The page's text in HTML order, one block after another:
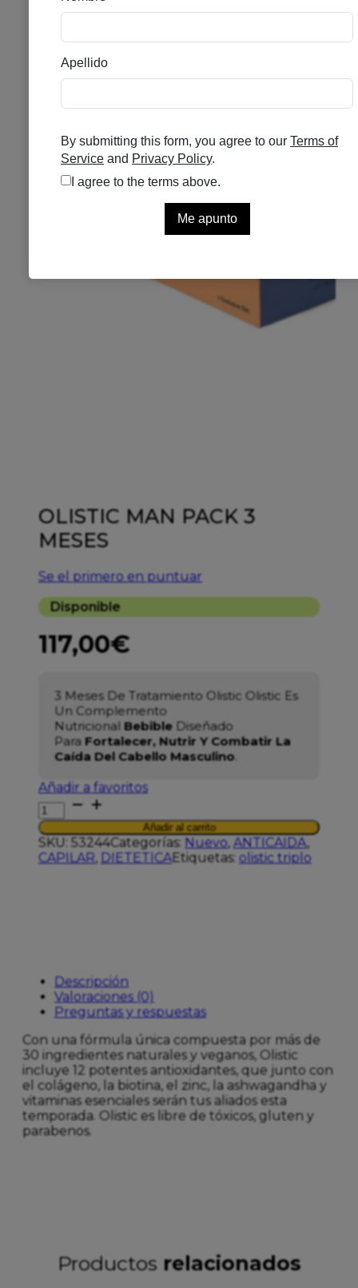
OLISTIC MAN PACK 3
MESES
Se el primero en puntuar
Disponible
117,00€
3 Meses De Tratamiento Olistic Olistic Es
Un Complemento
Nutricional Bebible Diseñado
Para Fortalecer, Nutrir Y Combatir La
Caída Del Cabello Masculino
Añadir a favoritos
OLISTIC
MAN
PACK
3
MESES
Añadir al carrito
SKU: 53244Categorías: Nuevo, ANTICAIDA,
CAPILAR, DIETETICAEtiquetas: olistic triplo
Descripción
Valoraciones (0)
Preguntas y respuestas
Con una fórmula única compuesta por más de
30 ingredientes naturales y veganos, Olistic
incluye 12 potentes antioxidantes, que junto con
el colágeno, la biotina, el zinc, la ashwagandha y
vitaminas esenciales serán tus aliados esta
temporada. Olistic es libre de tóxicos, gluten y
parabenos.
Productos relacionados